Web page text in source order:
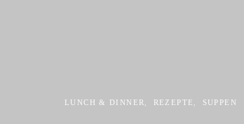
LUNCH & DINNER REZEPTE SUPPEN